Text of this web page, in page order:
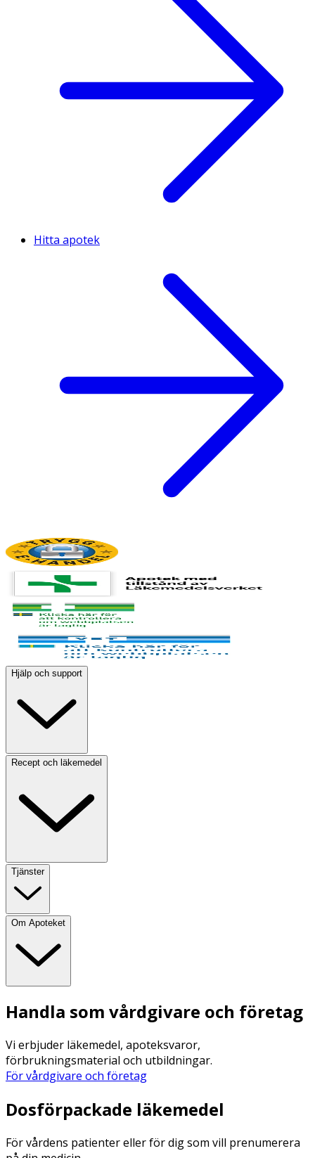
Hitta apotek
Hjälp och support
Recept och läkemedel
Tjänster
Om Apoteket
Handla som vårdgivare och företag
Vi erbjuder läkemedel, apoteksvaror,
förbrukningsmaterial och utbildningar.
För vårdgivare och företag
Dosförpackade läkemedel
För vårdens patienter eller för dig som vill prenumerera